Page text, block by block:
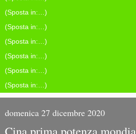
domenica 27 dicembre 2020